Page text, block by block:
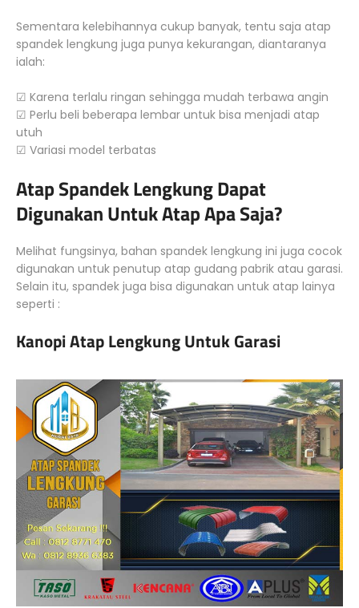
Sementara kelebihannya cukup banyak, tentu saja atap
spandek lengkung juga punya kekurangan, diantaranya
ialah:
☑ Karena terlalu ringan sehingga mudah terbawa angin
☑ Perlu beli beberapa lembar untuk bisa menjadi atap
utuh
☑ Variasi model terbatas
Atap Spandek Lengkung Dapat
Digunakan Untuk Atap Apa Saja?
Melihat fungsinya, bahan spandek lengkung ini juga cocok
digunakan untuk penutup atap gudang pabrik atau garasi.
Selain itu, spandek juga bisa digunakan untuk atap lainya
seperti :
Kanopi Atap Lengkung Untuk Garasi